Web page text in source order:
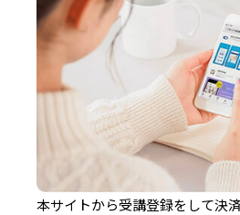
本サイトから受講登録をして決